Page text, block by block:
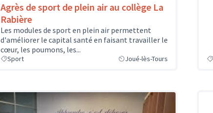
Agrès de sport de plein air au collège La
Rabière
Les modules de sport en plein air permettent
d'améliorer le capital santé en faisant travailler le
cœur, les poumons, les...
Sport Joué-lès-Tours